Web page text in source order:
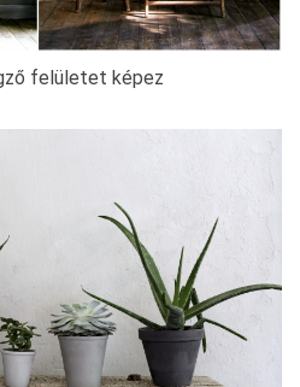
felületet képez